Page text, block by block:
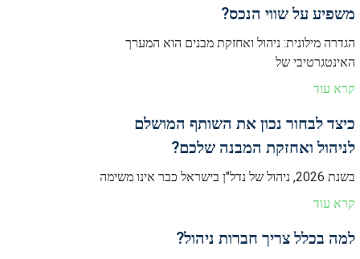
משפיע על שווי הנכס?
הגדרה מילונית: ניהול ואחזקת מבנים הוא המערך
האינטגרטיבי של
קרא עוד
כיצד לבחור נכון את השותף המושלם
לניהול ואחזקת המבנה שלכם?
בשנת 2026, ניהול של נדל"ן בישראל כבר אינו משימה
קרא עוד
למה בכלל צריך חברות ניהול?